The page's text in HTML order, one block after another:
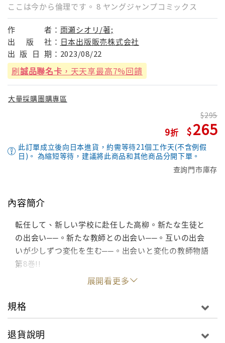
ここは今から倫理です。 8 ヤングジャンプコミックス
作 者： 雨瀬シオリ/著;
出
版 社： 日本出版販売株式会社
出 版 日 期： 2023/08/22
刷誠品聯名卡 ，天天享最高7%回饋
大量採購團購專區
9
295
265
此訂單成立後向日本進貨，約需等待21個工作天(不含例假
日)。 為縮短等待，建議將此商品和其他商品分開下單。
查詢門市庫存
內容簡介
転任して、新しい学校に赴任した高柳。新たな生徒と
の出会い──。新たな教師との出会い──。互いの出会
いが少しずつ変化を生む──。出会いと変化の教師物語
第8巻!!
展開看更多
規格
退貨說明